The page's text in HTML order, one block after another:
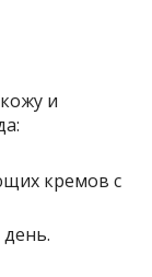
и
кремов с